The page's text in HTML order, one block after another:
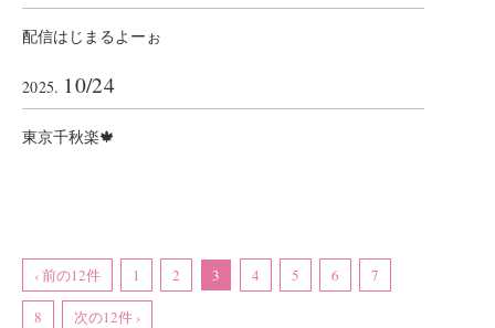
配信はじまるよーぉ
2025. 10/24
東京千秋楽🍁
‹ 前の12件 1 2 3 4 5 6 7
8 次の12件 ›